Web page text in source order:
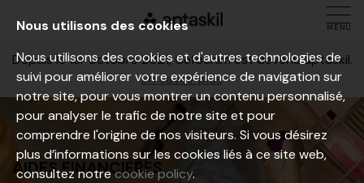
MENU
Depuis le 1er octobre 2021, Cefochim est devenu aptaskil.
En savoir plus
AIDES FINANCIÈRES
Nous utilisons des cookies
Nous utilisons des cookies et d'autres technologies de
suivi pour améliorer votre expérience de navigation sur
notre site, pour vous montrer un contenu personnalisé,
pour analyser le trafic de notre site et pour
comprendre l'origine de nos visiteurs. Si vous désirez
plus d’informations sur les cookies liés à ce site web,
consultez notrecookie policy.